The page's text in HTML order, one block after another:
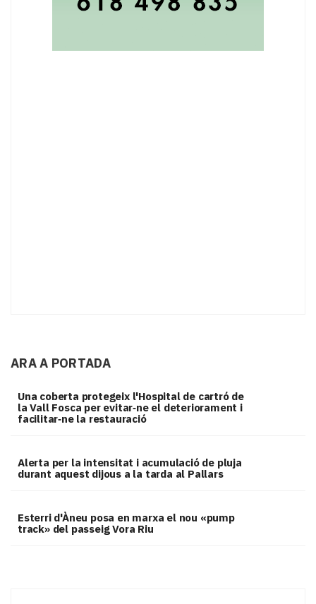
ARA A PORTADA
Una coberta protegeix l'Hospital de cartró de
la Vall Fosca per evitar‑ne el deteriorament i
facilitar‑ne la restauració
Alerta per la intensitat i acumulació de pluja
durant aquest dijous a la tarda al Pallars
Esterri d'Àneu posa en marxa el nou «pump
track» del passeig Vora Riu